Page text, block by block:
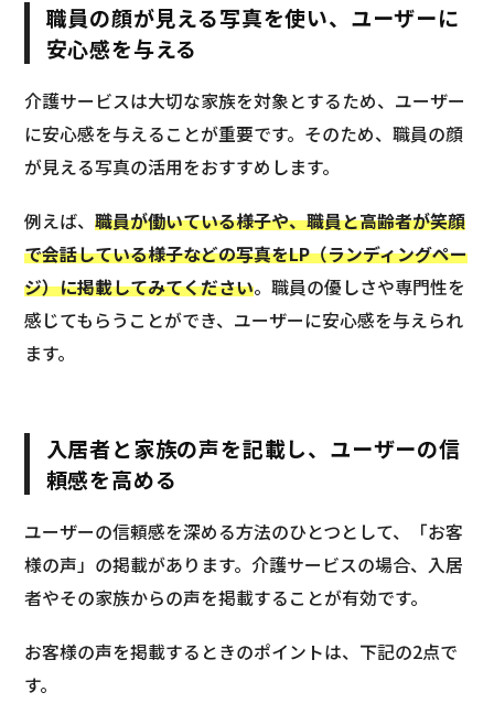
職員の顔が見える写真を使い、ユーザーに
安心感を与える
介護サービスは大切な家族を対象とするため、ユーザー
に安心感を与えることが重要です。そのため、職員の顔
が見える写真の活用をおすすめします。
例えば、職員が働いている様子や、職員と高齢者が笑顔
で会話している様子などの写真をLP（ランディングペー
ジ）に掲載してみてください。職員の優しさや専門性を
感じてもらうことができ、ユーザーに安心感を与えられ
ます。
入居者と家族の声を記載し、ユーザーの信
頼感を高める
ユーザーの信頼感を深める方法のひとつとして、「お客
様の声」の掲載があります。介護サービスの場合、入居
者やその家族からの声を掲載することが有効です。
お客様の声を掲載するときのポイントは、下記の2点で
す。